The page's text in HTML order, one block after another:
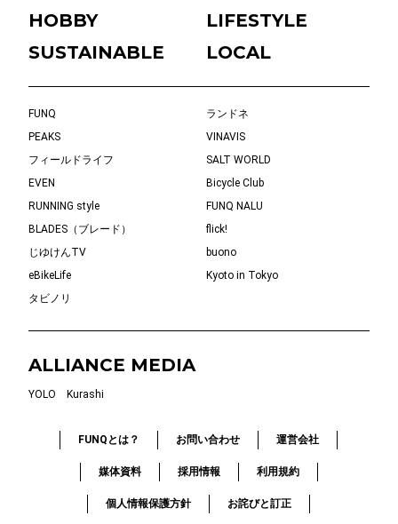
HOBBY
LIFESTYLE
SUSTAINABLE
LOCAL
FUNQ
ランドネ
PEAKS
VINAVIS
フィールドライフ
SALT WORLD
EVEN
Bicycle Club
RUNNING style
FUNQ NALU
BLADES（ブレード）
flick!
じゆけんTV
buono
eBikeLife
Kyoto in Tokyo
タビノリ
ALLIANCE MEDIA
YOLO Kurashi
FUNQとは？ お問い合わせ 運営会社
媒体資料 採用情報 利用規約
個人情報保護方針 お詫びと訂正